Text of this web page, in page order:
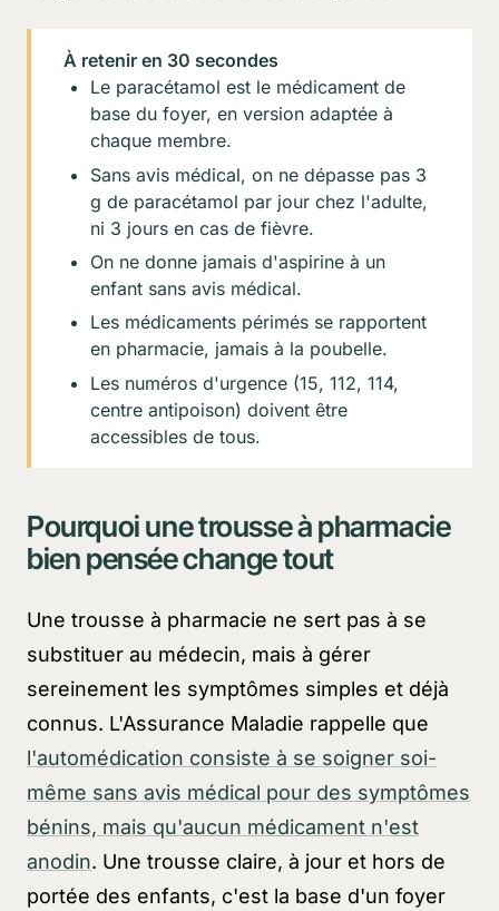
À retenir en 30 secondes
Le paracétamol est le médicament de
base du foyer, en version adaptée à
chaque membre.
Sans avis médical, on ne dépasse pas 3
g de paracétamol par jour chez l'adulte,
ni 3 jours en cas de fièvre.
On ne donne jamais d'aspirine à un
enfant sans avis médical.
Les médicaments périmés se rapportent
en pharmacie, jamais à la poubelle.
Les numéros d'urgence (15, 112, 114,
centre antipoison) doivent être
accessibles de tous.
Pourquoi une trousse à pharmacie
bien pensée change tout
Une trousse à pharmacie ne sert pas à se
substituer au médecin, mais à gérer
sereinement les symptômes simples et déjà
connus. L'Assurance Maladie rappelle que
l'automédication consiste à se soigner soi-
même sans avis médical pour des symptômes
bénins, mais qu'aucun médicament n'est
anodin. Une trousse claire, à jour et hors de
portée des enfants, c'est la base d'un foyer